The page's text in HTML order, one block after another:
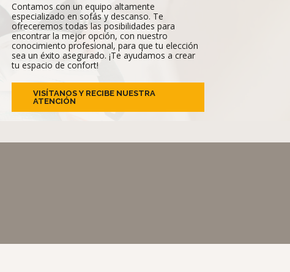
Contamos con un equipo altamente
especializado en sofás y descanso. Te
ofreceremos todas las posibilidades para
encontrar la mejor opción, con nuestro
conocimiento profesional, para que tu elección
sea un éxito asegurado. ¡Te ayudamos a crear
tu espacio de confort!
VISÍTANOS Y RECIBE NUESTRA
ATENCIÓN